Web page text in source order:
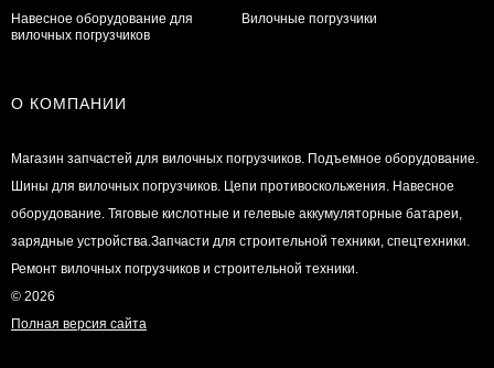
Навесное оборудование для
вилочных погрузчиков
Вилочные погрузчики
О КОМПАНИИ
Магазин запчастей для вилочных погрузчиков. Подъемное оборудование.
Шины для вилочных погрузчиков. Цепи противоскольжения. Навесное
оборудование. Тяговые кислотные и гелевые аккумуляторные батареи,
зарядные устройства.Запчасти для строительной техники, спецтехники.
Ремонт вилочных погрузчиков и строительной техники.
© 2026
Полная версия сайта